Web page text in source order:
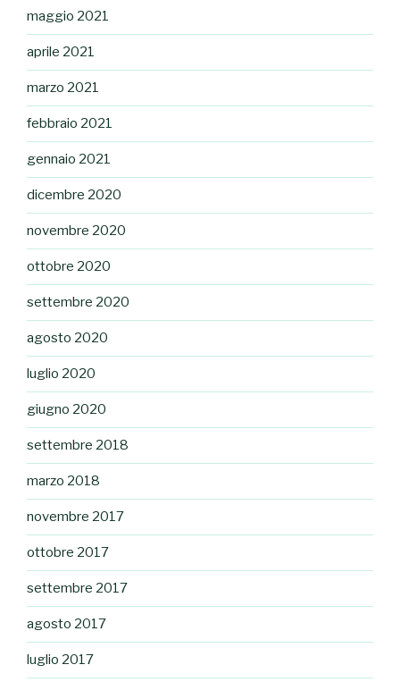
maggio 2021
aprile 2021
marzo 2021
febbraio 2021
gennaio 2021
dicembre 2020
novembre 2020
ottobre 2020
settembre 2020
agosto 2020
luglio 2020
giugno 2020
settembre 2018
marzo 2018
novembre 2017
ottobre 2017
settembre 2017
agosto 2017
luglio 2017